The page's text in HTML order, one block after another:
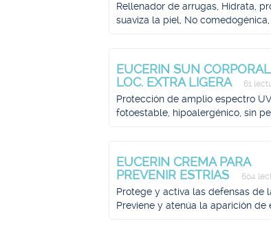
Rellenador de arrugas, Hidrata,
suaviza la piel, No
EUCERIN SUN CORPORAL
LOC. EXTRA LIGERA
61
Protección de amplio espectro
fotoestable, hipoalergénico, sin
EUCERIN CREMA PARA
PREVENIR ESTRIAS
604
Protege y activa las defensas de
Previene y atenúa la aparición de